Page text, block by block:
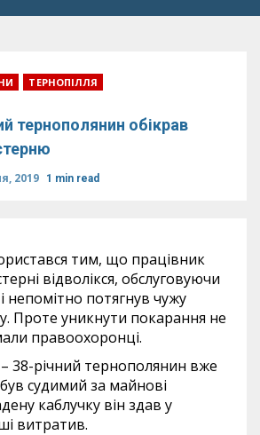
ТЕРНОПІЛЛЯ
тернополянин обікрав
2019 1 min read
тим, що працівник
відволікся, обслуговуючи
непомітно потягнув чужу
Проте уникнути покарання не
правоохоронці.
38-річний тернополянин вже
судимий за майнові
каблучку він здав у
витратив.